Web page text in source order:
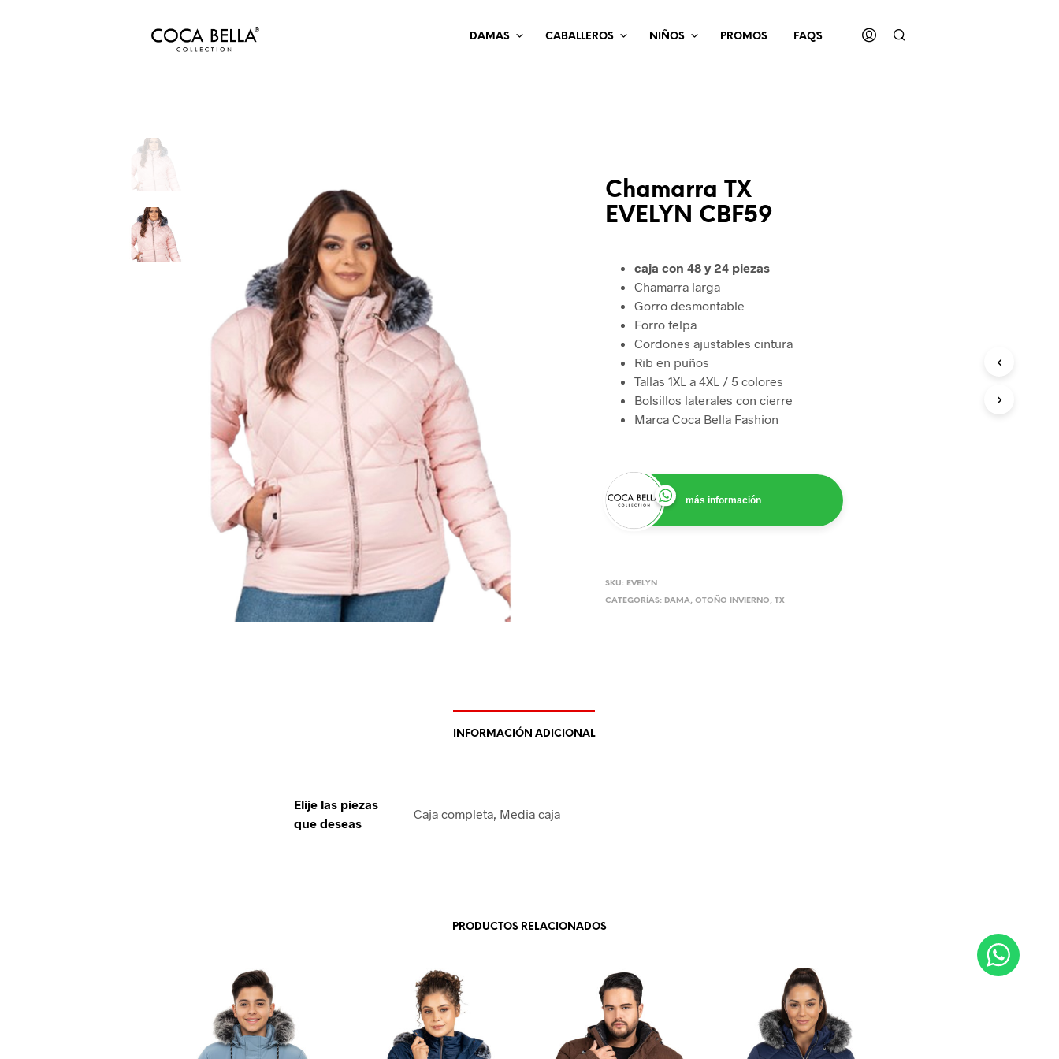
DAMAS CABALLEROS NIÑOS PROMOS FAQ´S
Chamarra TX
EVELYN CBF59
caja con 48 y 24 piezas
Chamarra larga
Gorro desmontable
Forro felpa
Cordones ajustables cintura
Rib en puños
Tallas 1XL a 4XL / 5 colores
Bolsillos laterales con cierre
Marca Coca Bella Fashion
más información
SKU: EVELYN
CATEGORÍAS: DAMA,OTOÑO INVIERNO,TX
INFORMACIÓN ADICIONAL
Elije las piezas
que deseas
Caja completa, Media caja
PRODUCTOS RELACIONADOS